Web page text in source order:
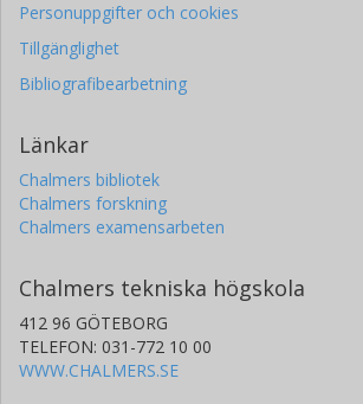
Personuppgifter och cookies
Tillgänglighet
Bibliografibearbetning
Länkar
Chalmers bibliotek
Chalmers forskning
Chalmers examensarbeten
Chalmers tekniska högskola
412 96 GÖTEBORG
TELEFON: 031-772 10 00
WWW.CHALMERS.SE